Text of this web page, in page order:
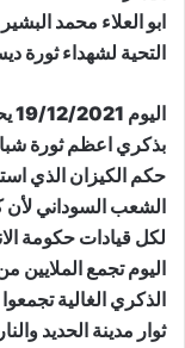
ابو العلاء محمد البشير
التحية لشهداء ثورة
بذكري اعظم ثورة
حكم الكيزان الذي
الشعب السوداني
لكل قيادات حكومة
اليوم تجمع الملايين
الذكري الغالية
ثوار مدينة الحديد